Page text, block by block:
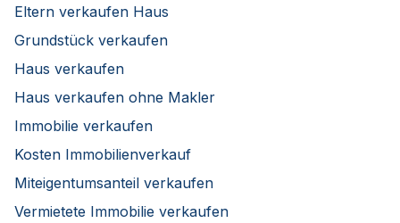
Eltern verkaufen Haus
Grundstück verkaufen
Haus verkaufen
Haus verkaufen ohne Makler
Immobilie verkaufen
Kosten Immobilienverkauf
Miteigentumsanteil verkaufen
Vermietete Immobilie verkaufen